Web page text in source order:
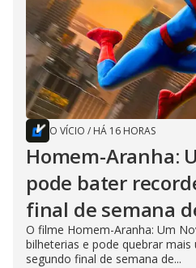
O VÍCIO / HÁ 16 HORAS
Homem-Aranha:
pode bater
final de semana
O filme Homem-Aranha: Um
bilheterias e pode quebrar
segundo final de semana de...